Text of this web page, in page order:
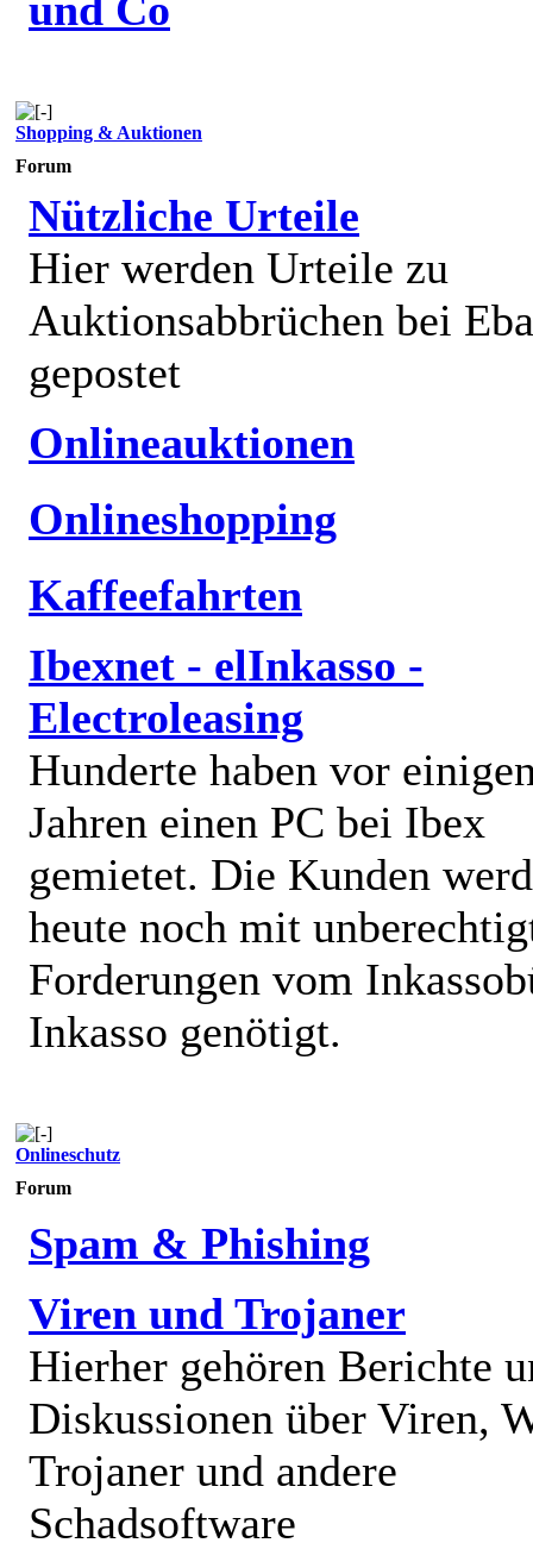
Shopping & Auktionen
Forum
Nützliche Urteile
Hier werden Urteile zu
Auktionsabbrüchen bei
gepostet
Onlineauktionen
Onlineshopping
Kaffeefahrten
Ibexnet - elInkasso -
Electroleasing
Hunderte haben vor
Jahren einen PC bei Ibex
gemietet. Die Kunden
heute noch mit
Forderungen vom
Inkasso genötigt.
Onlineschutz
Forum
Spam & Phishing
Viren und Trojaner
Hierher gehören Berichte
Diskussionen über Viren,
Trojaner und andere
Schadsoftware